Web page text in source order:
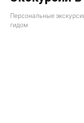
Персональные
гидом